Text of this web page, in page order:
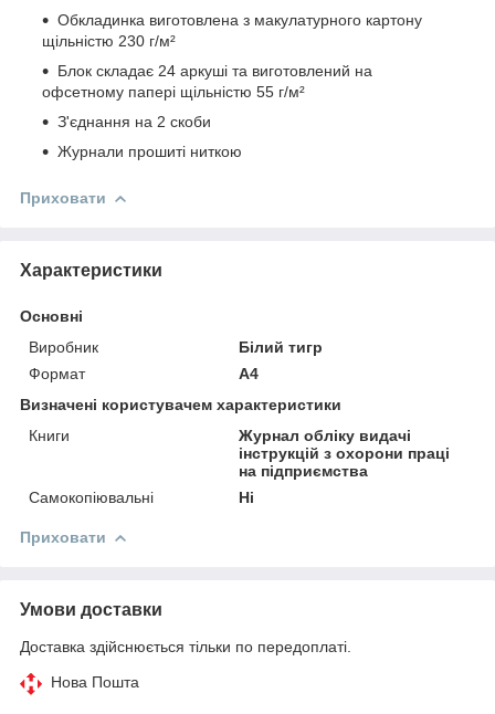
Обкладинка виготовлена ​​з макулатурного картону
щільністю 230 г/м²
Блок складає 24 аркуші та виготовлений на
офсетному папері щільністю 55 г/м²
З'єднання на 2 скоби
Журнали прошиті ниткою
Приховати
Характеристики
Основні
Виробник
Білий тигр
Формат
A4
Визначені користувачем характеристики
Книги
Журнал обліку видачі
інструкцій з охорони праці
на підприємства
Самокопіювальні
Ні
Приховати
Умови доставки
Доставка здійснюється тільки по передоплаті.
Нова Пошта